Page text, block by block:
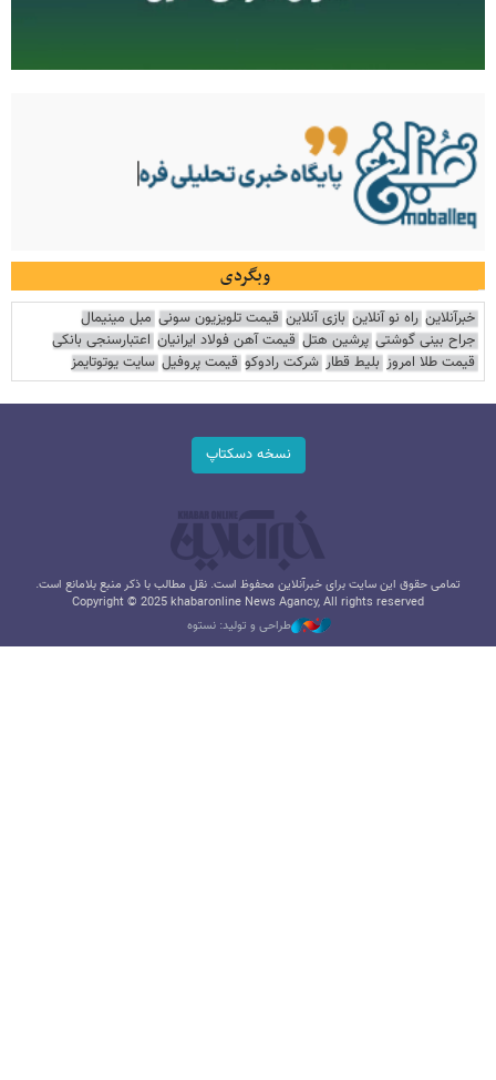
وبگردی
خبرآنلاین راه نو آنلاین بازی آنلاین قیمت تلویزیون سونی مبل مینیمال
جراح بینی گوشتی پرشین هتل قیمت آهن فولاد ایرانیان اعتبارسنجی بانکی
قیمت طلا امروز بلیط قطار شرکت رادوکو قیمت پروفیل سایت یوتوتایمز
نسخه دسکتاپ
تمامی حقوق این سایت برای خبرآنلاین محفوظ است. نقل مطالب با ذکر منبع بلامانع است.
Copyright © 2025 khabaronline News Agancy, All rights reserved
طراحی و تولید: نستوه